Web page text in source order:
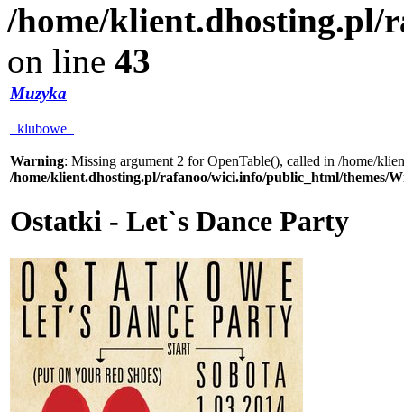
/home/klient.dhosting.pl/
on line 43
Muzyka
klubowe
Warning: Missing argument 2 for OpenTable(), called in /home/
/home/klient.dhosting.pl/rafanoo/wici.info/public_html/themes/
Ostatki - Let`s Dance Party